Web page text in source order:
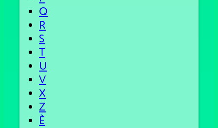
Q
R
S
T
U
V
X
Z
È